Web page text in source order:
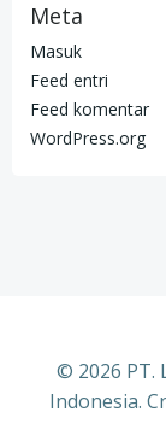
Meta
Masuk
Feed entri
Feed komentar
WordPress.org
© 2026 PT.
Indonesia.